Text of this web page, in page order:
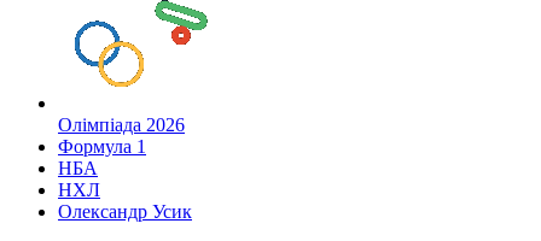
Олімпіада 2026
Формула 1
НБА
НХЛ
Олександр Усик